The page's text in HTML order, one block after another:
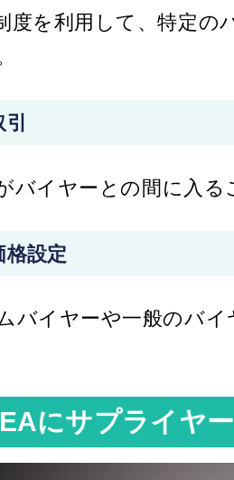
度を利用して、特定の
バイヤーとの間に入
格設定
バイヤーや一般のバ
にサプライヤ